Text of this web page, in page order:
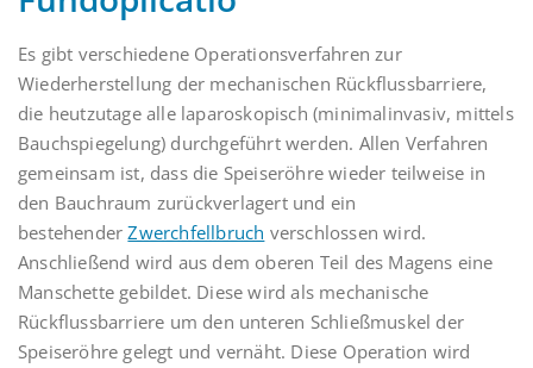
Es gibt verschiedene Operationsverfahren zur
Wiederherstellung der mechanischen Rückflussbarriere,
die heutzutage alle laparoskopisch (minimalinvasiv, mittels
Bauchspiegelung) durchgeführt werden. Allen Verfahren
gemeinsam ist, dass die Speiseröhre wieder teilweise in
den Bauchraum zurückverlagert und ein
bestehenderZwerchfellbruch verschlossen wird.
Anschließend wird aus dem oberen Teil des Magens eine
Manschette gebildet. Diese wird als mechanische
Rückflussbarriere um den unteren Schließmuskel der
Speiseröhre gelegt und vernäht. Diese Operation wird